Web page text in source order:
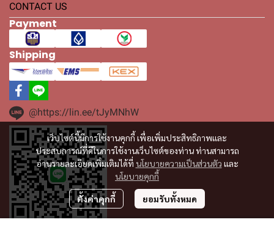
เว็บไซต์นี้มีการใช้งานคุกกี้ เพื่อเพิ่มประสิทธิภาพและ
ประสบการณ์ที่ดีในการใช้งานเว็บไซต์ของท่าน ท่านสามารถ
อ่านรายละเอียดเพิ่มเติมได้ที่ นโยบายความเป็นส่วนตัว และ
นโยบายคุกกี้
ตั้งค่าคุกกี้ ยอมรับทั้งหมด
CONTACT US
Payment
Shipping
@https://lin.ee/tJyMNhW